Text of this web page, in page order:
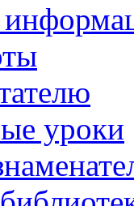
уроки